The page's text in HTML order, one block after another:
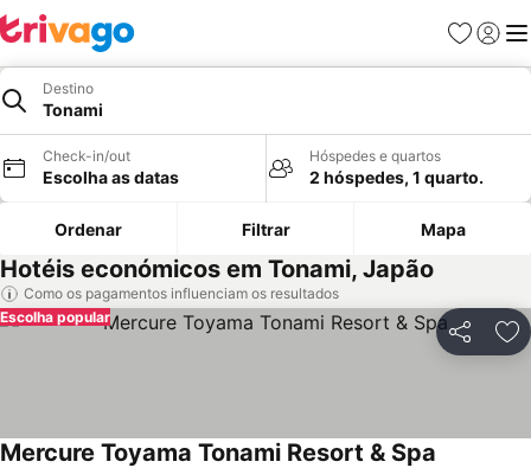
Favoritos
Iniciar
Destino
Tonami
Check-in/out
Escolha as datas
Hóspedes e quartos
2 hóspedes, 1 quarto.
Ordenar Filtrar Mapa
Hotéis económicos em Tonami, Japão
Como os pagamentos influenciam os resultados
Partilhar
Escolha popular
Mercure Toyama Tonami Resort & Spa